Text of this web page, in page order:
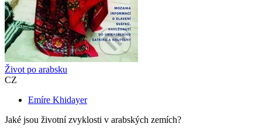
Život po arabsku
CZ
Emíre Khidayer
Jaké jsou životní zvyklosti v arabských zemích?